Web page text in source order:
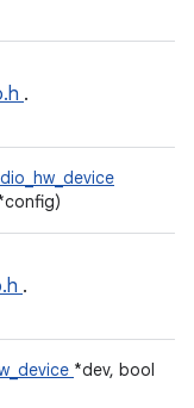
.
.
*dev, bool